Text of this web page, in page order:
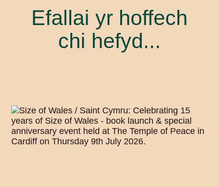
Efallai yr hoffech
chi hefyd...